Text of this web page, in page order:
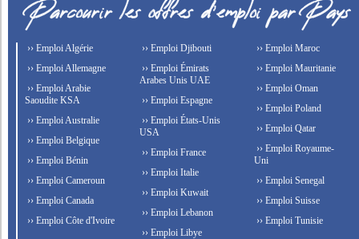
›› Emploi Algérie
›› Emploi Allemagne
›› Emploi Arabie
Saoudite KSA
›› Emploi Australie
›› Emploi Belgique
›› Emploi Bénin
›› Emploi Cameroun
›› Emploi Canada
›› Emploi Côte d'Ivoire
›› Emploi Djibouti
›› Emploi Émirats
Arabes Unis UAE
›› Emploi Espagne
›› Emploi États-Unis
USA
›› Emploi France
›› Emploi Italie
›› Emploi Kuwait
›› Emploi Lebanon
›› Emploi Libye
›› Emploi Maroc
›› Emploi Mauritanie
›› Emploi Oman
›› Emploi Poland
›› Emploi Qatar
›› Emploi Royaume-
Uni
›› Emploi Senegal
›› Emploi Suisse
›› Emploi Tunisie